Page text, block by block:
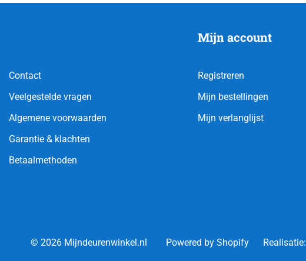
Contact
Veelgestelde vragen
Algemene voorwaarden
Garantie & klachten
Betaalmethoden
Mijn account
Registreren
Mijn bestellingen
Mijn verlanglijst
© 2026 Mijndeurenwinkel.nl Powered by Shopify Realisatie: